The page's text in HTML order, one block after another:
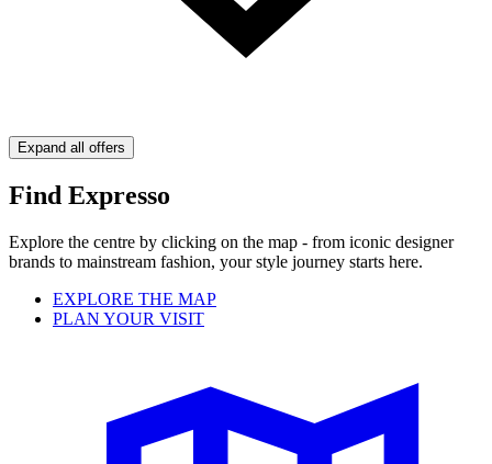
Expand all offers
Find Expresso
Explore the centre by clicking on the map - from iconic designer
brands to mainstream fashion, your style journey starts here.
EXPLORE THE MAP
PLAN YOUR VISIT